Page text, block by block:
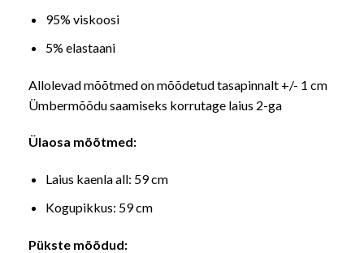
95% viskoosi
5% elastaani
Allolevad mõõtmed on mõõdetud tasapinnalt +/- 1 cm
Ümbermõõdu saamiseks korrutage laius 2-ga
Ülaosa mõõtmed:
Laius kaenla all: 59 cm
Kogupikkus: 59 cm
Pükste mõõdud: